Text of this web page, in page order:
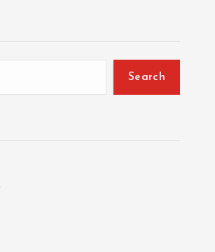
Search